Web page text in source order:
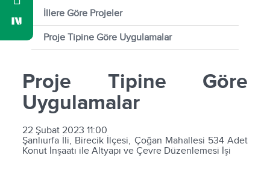
İllere Göre Projeler
Proje Tipine Göre Uygulamalar
Proje Tipine Göre
Uygulamalar
22 Şubat 2023 11:00
Şanlıurfa İli, Birecik İlçesi, Çoğan Mahallesi 534 Adet
Konut İnşaatı ile Altyapı ve Çevre Düzenlemesi İşi